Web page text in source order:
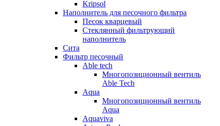
Kripsol
Наполнитель для песочного фильтра
Песок кварцевый
Стеклянный фильтрующий
наполнитель
Сита
Фильтр песочный
Able tech
Многопозиционный вентиль
Able Tech
Aqua
Многопозиционный вентиль
Aqua
Aquaviva